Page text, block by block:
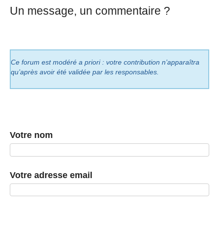
Un message, un commentaire ?
Ce forum est modéré a priori : votre contribution n’apparaîtra
qu’après avoir été validée par les responsables.
Votre nom
Votre adresse email